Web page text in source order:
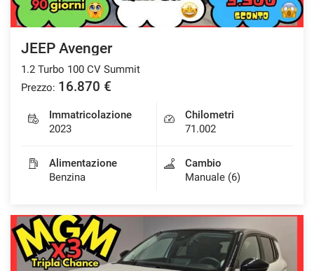
JEEP Avenger
1.2 Turbo 100 CV Summit
Prezzo: 16.870 €
Immatricolazione
2023
Chilometri
71.002
Alimentazione
Benzina
Cambio
Manuale (6)
Salva
impostazioni